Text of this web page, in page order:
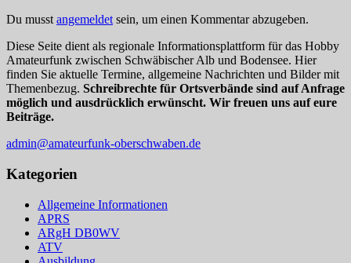
Du musst angemeldet sein, um einen Kommentar abzugeben.
Diese Seite dient als regionale Informationsplattform für das Hobby
Amateurfunk zwischen Schwäbischer Alb und Bodensee. Hier
finden Sie aktuelle Termine, allgemeine Nachrichten und Bilder mit
Themenbezug. Schreibrechte für Ortsverbände sind auf Anfrage
möglich und ausdrücklich erwünscht. Wir freuen uns auf eure
Beiträge.
admin@amateurfunk-oberschwaben.de
Kategorien
Allgemeine Informationen
APRS
ARgH DB0WV
ATV